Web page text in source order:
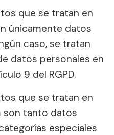
que se tratan en
únicamente datos
caso, se tratan
datos personales en
9 del RGPD.
que se tratan en
son tanto datos
especiales